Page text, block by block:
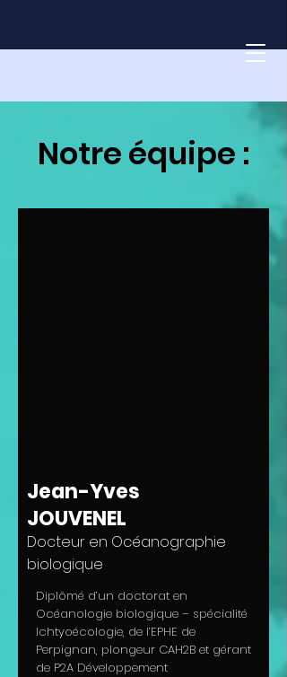
Notre équipe :
Jean-Yves
JOUVENEL
Docteur en Océanographie
biologique
Diplômé d’un doctorat en
Océanologie biologique – spécialité
Ichtyoécologie, de l’EPHE de
Perpignan, plongeur CAH2B et gérant
de P2A Développement